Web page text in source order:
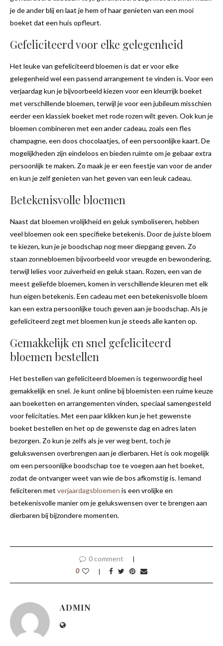
je de ander blij en laat je hem of haar genieten van een mooi
boeket dat een huis opfleurt.
Gefeliciteerd voor elke gelegenheid
Het leuke van gefeliciteerd bloemen is dat er voor elke
gelegenheid wel een passend arrangement te vinden is. Voor een
verjaardag kun je bijvoorbeeld kiezen voor een kleurrijk boeket
met verschillende bloemen, terwijl je voor een jubileum misschien
eerder een klassiek boeket met rode rozen wilt geven. Ook kun je
bloemen combineren met een ander cadeau, zoals een fles
champagne, een doos chocolaatjes, of een persoonlijke kaart. De
mogelijkheden zijn eindeloos en bieden ruimte om je gebaar extra
persoonlijk te maken. Zo maak je er een feestje van voor de ander
en kun je zelf genieten van het geven van een leuk cadeau.
Betekenisvolle bloemen
Naast dat bloemen vrolijkheid en geluk symboliseren, hebben
veel bloemen ook een specifieke betekenis. Door de juiste bloem
te kiezen, kun je je boodschap nog meer diepgang geven. Zo
staan zonnebloemen bijvoorbeeld voor vreugde en bewondering,
terwijl lelies voor zuiverheid en geluk staan. Rozen, een van de
meest geliefde bloemen, komen in verschillende kleuren met elk
hun eigen betekenis. Een cadeau met een betekenisvolle bloem
kan een extra persoonlijke touch geven aan je boodschap. Als je
gefeliciteerd zegt met bloemen kun je steeds alle kanten op.
Gemakkelijk en snel gefeliciteerd
bloemen bestellen
Het bestellen van gefeliciteerd bloemen is tegenwoordig heel
gemakkelijk en snel. Je kunt online bij bloemisten een ruime keuze
aan boeketten en arrangementen vinden, speciaal samengesteld
voor felicitaties. Met een paar klikken kun je het gewenste
boeket bestellen en het op de gewenste dag en adres laten
bezorgen. Zo kun je zelfs als je ver weg bent, toch je
gelukswensen overbrengen aan je dierbaren. Het is ook mogelijk
om een persoonlijke boodschap toe te voegen aan het boeket,
zodat de ontvanger weet van wie de bos afkomstig is. Iemand
feliciteren met verjaardagsbloemen is een vrolijke en
betekenisvolle manier om je gelukswensen over te brengen aan
dierbaren bij bijzondere momenten.
0 comment
0
ADMIN